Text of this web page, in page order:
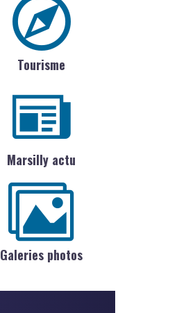
Tourisme
Marsilly actu
Galeries photos